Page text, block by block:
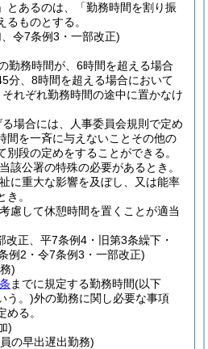
とあるのは、「勤務時間を割り振
るものとする。
令7条例3・一部改正)
勤務時間が、6時間を超える場合
分、8時間を超える場合において
れぞれ勤務時間の途中に置かなけ
場合には、人事委員会規則で定め
間を一斉に与えないことその他の
段の定めをすることができる。
該公署の特殊の必要があるとき。
に重大な影響を及ぼし、又は能率
。
慮して休憩時間を置くことが適当
改正、平7条例4・旧第3条繰下・
例2・令7条例3・一部改正)
)
までに規定する勤務時間(以下
う。)外の勤務に関し必要な事項
る。
)
の早出遅出勤務)